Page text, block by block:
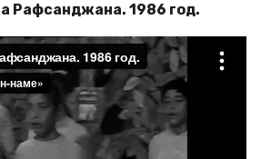
Рафсанджана. 1986 год.